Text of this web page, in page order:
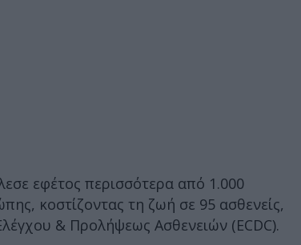
εφέτος περισσότερα από 1.000
κοστίζοντας τη ζωή σε 95 ασθενείς,
& Προλήψεως Ασθενειών (ECDC).